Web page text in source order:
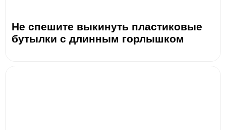
Не спешите выкинуть пластиковые
бутылки с длинным горлышком